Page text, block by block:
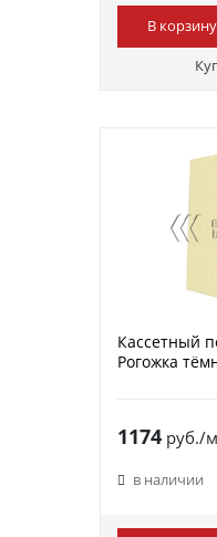
В корзину
Кассетный
Рогожка
1174руб./
в наличии